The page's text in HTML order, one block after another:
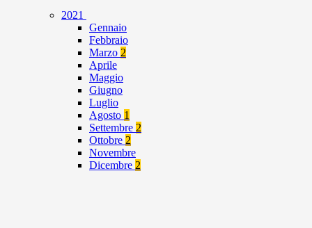
2021
Gennaio
Febbraio
Marzo 2
Aprile
Maggio
Giugno
Luglio
Agosto 1
Settembre 2
Ottobre 2
Novembre
Dicembre 2